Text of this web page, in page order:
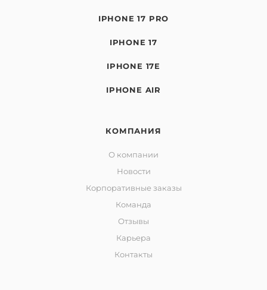
IPHONE 17 PRO
IPHONE 17
IPHONE 17E
IPHONE AIR
КОМПАНИЯ
О компании
Новости
Корпоративные заказы
Команда
Отзывы
Карьера
Контакты